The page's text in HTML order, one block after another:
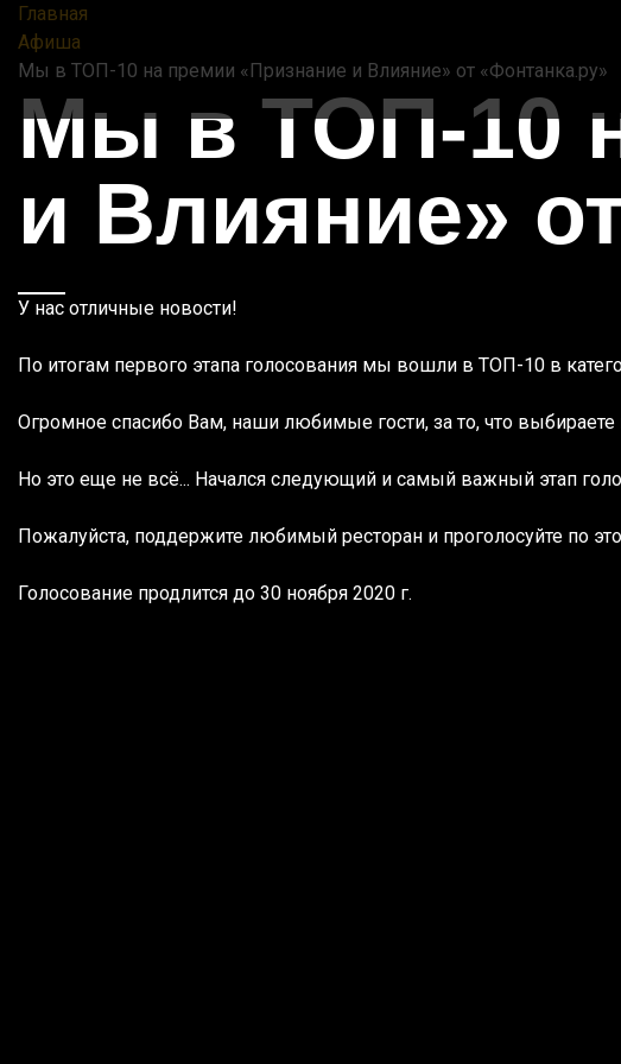
Главная
Афиша
Мы в ТОП-10 на премии «Признание и Влияние» от «Фонтанка.ру»
Мы в ТОП-10
и Влияние»
У нас отличные новости!⁣⁣
По итогам первого этапа голосования мы вошли в ТОП-10 в
Огромное спасибо Вам, наши любимые гости, за то, что выбираете
Но это еще не всё... Начался следующий и самый важный этап
Пожалуйста, поддержите любимый ресторан и проголосуйте по
Голосование продлится до 30 ноября 2020 г.